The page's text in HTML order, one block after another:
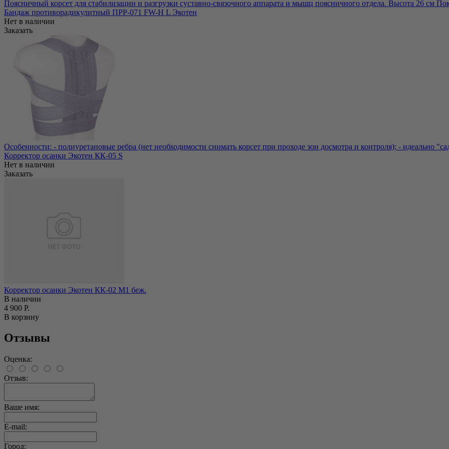
Поясничный корсет для стабилизации и разгрузки суставно-связочного аппарата и мышц поясничного отдела. Высота 26 см
Бандаж противорадикулитный ПРР-071 FW-H L Экотен
Нет в наличии
Заказать
Особенности: - полиуретановые ребра (нет необходимости снимать корсет при проходе зон досмотра и контроля); - идеально
Корректор осанки Экотен КК-05 S
Нет в наличии
Заказать
Корректор осанки Экотен КК-02 M1 беж.
В наличии
4 900 Р.
В корзину
Отзывы
Оценка:
Отзыв:
Ваше имя:
E-mail:
Город: